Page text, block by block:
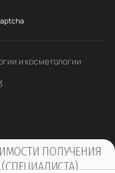
и косметологии
ПОЛУЧЕНИЯ